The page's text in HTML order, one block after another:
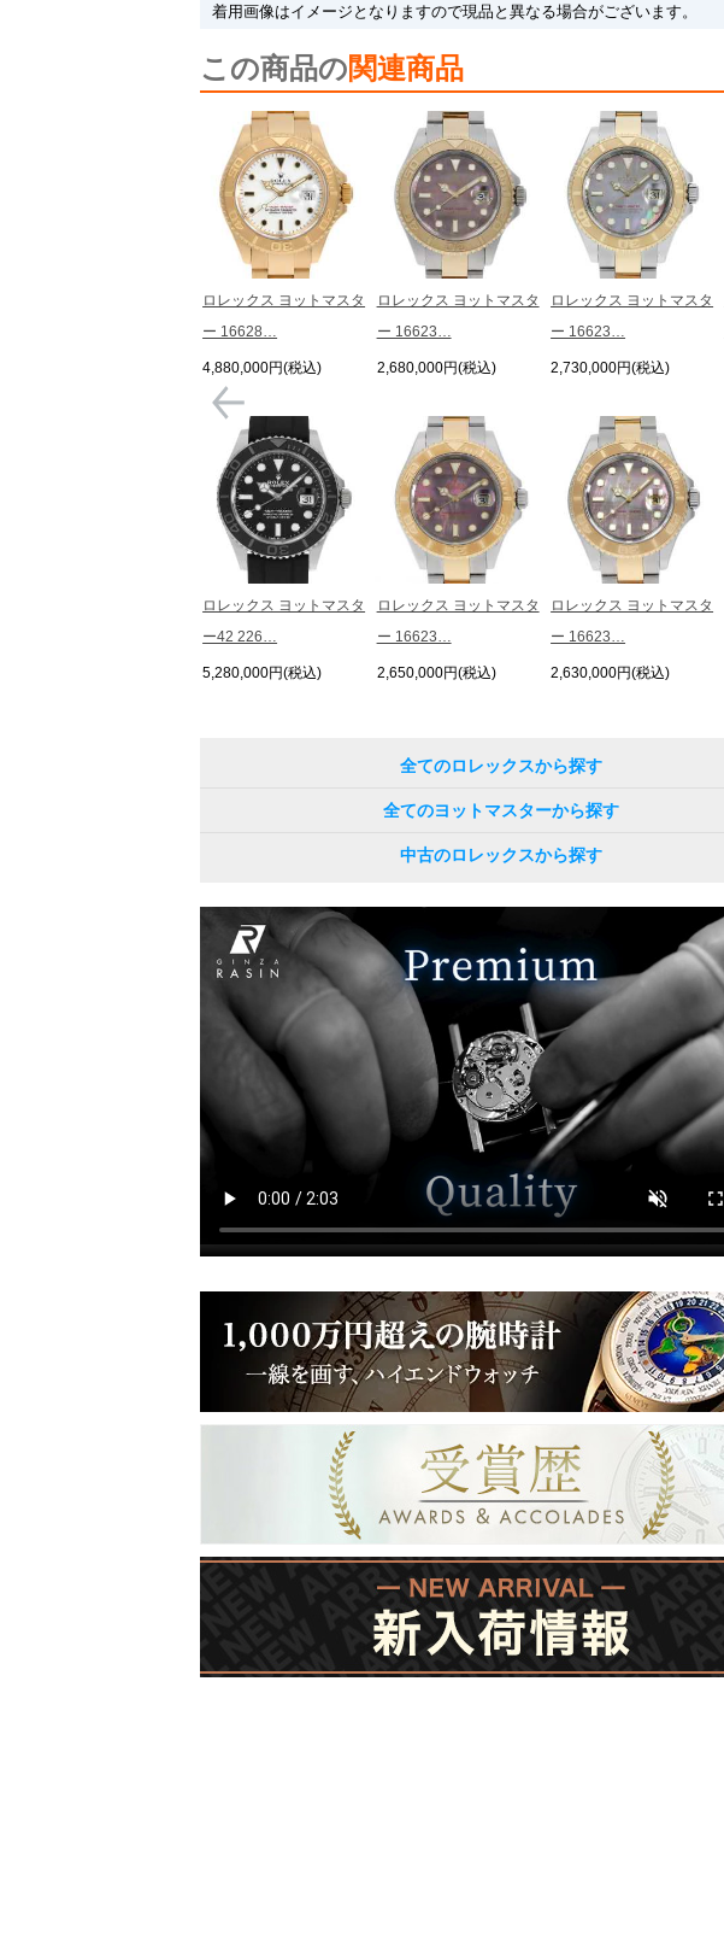
着用画像はイメージとなりますので現品と異なる場合がございます。
この商品の関連商品
ロレックス ヨットマスタ
ー 16628…
4,880,000円(税込)
ロレックス ヨットマスタ
ー42 226…
5,280,000円(税込)
ロレックス ヨットマスタ
ー 16623…
2,680,000円(税込)
ロレックス ヨットマスタ
ー 16623…
2,650,000円(税込)
ロレックス ヨットマスタ
ー 16623…
2,730,000円(税込)
ロレックス ヨットマスタ
ー 16623…
2,630,000円(税込)
全てのロレックスから探す
全てのヨットマスターから探す
中古のロレックスから探す